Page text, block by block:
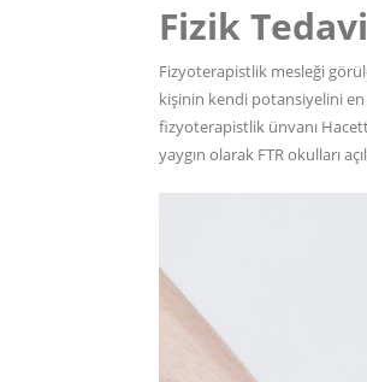
Fizik
Fizyoterapistlik mesleği
kişinin kendi potansiyelini en
fizyoterapistlik ünvanı
yaygın olarak FTR okulları